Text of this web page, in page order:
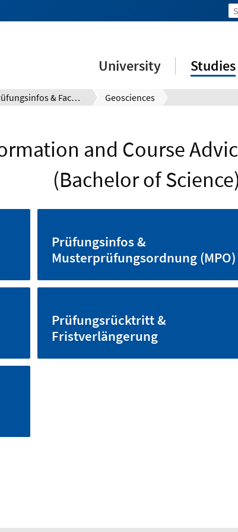
University Studies
Prüfungsinfos & Fachberatung Geosciences
and Course
(Bachelor of Science)
Prüfungsinfos &
Musterprüfungsordnung (MPO)
Prüfungsrücktritt &
Fristverlängerung